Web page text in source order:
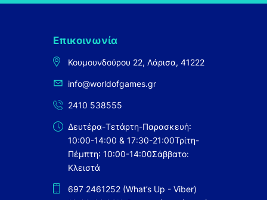
Επικοινωνία
Κουμουνδούρου 22, Λάρισα, 41222
info@worldofgames.gr
2410 538555
Δευτέρα-Τετάρτη-Παρασκευή:
10:00-14:00 & 17:30-21:00Τρίτη-
Πέμπτη: 10:00-14:00Σάββατο:
Κλειστά
697 2461252 (What’s Up - Viber)